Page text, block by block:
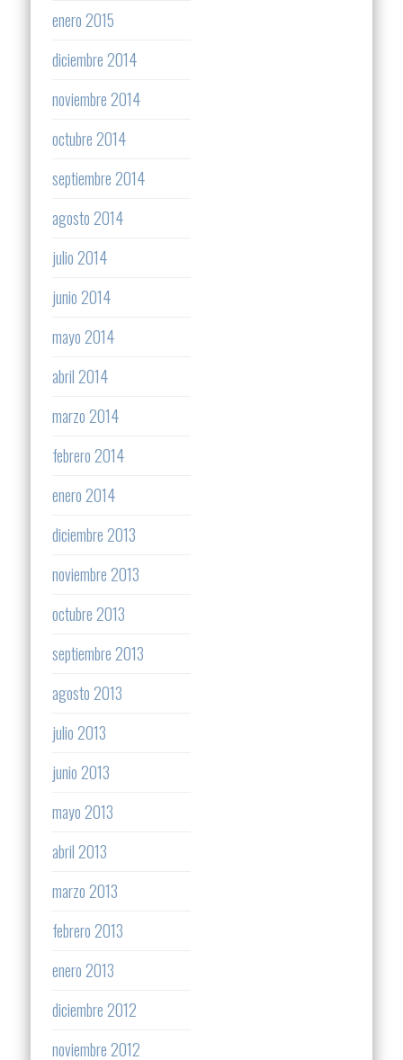
enero 2015
diciembre 2014
noviembre 2014
octubre 2014
septiembre 2014
agosto 2014
julio 2014
junio 2014
mayo 2014
abril 2014
marzo 2014
febrero 2014
enero 2014
diciembre 2013
noviembre 2013
octubre 2013
septiembre 2013
agosto 2013
julio 2013
junio 2013
mayo 2013
abril 2013
marzo 2013
febrero 2013
enero 2013
diciembre 2012
noviembre 2012